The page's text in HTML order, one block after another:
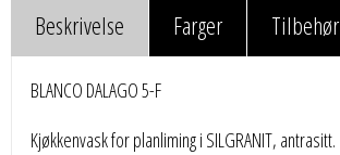
Beskrivelse Farger Tilbehør
BLANCO DALAGO 5-F
Kjøkkenvask for planliming i SILGRANIT, antrasitt.